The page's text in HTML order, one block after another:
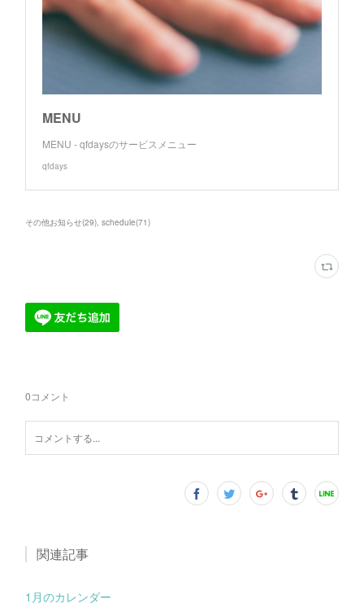
MENU
MENU - qfdaysのサービスメニュー
qfdays
その他お知らせ(29) schedule(71)
0コメント
関連記事
1月のカレンダー